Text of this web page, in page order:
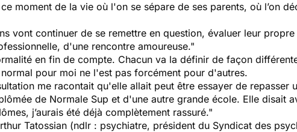
moment de la vie où l'on se sépare de ses parents, où l’on
vont continuer de se remettre en question, évaluer leur
d'une rencontre amoureuse."
en fin de compte. Chacun va la définir de façon
pour moi ne l'est pas forcément pour d'autres.
me racontait qu'elle allait peut être essayer de repasser
de Normale Sup et d'une autre grande école. Elle disait
j’aurais été déjà complètement rassuré."
Tatossian (ndlr : psychiatre, président du Syndicat des